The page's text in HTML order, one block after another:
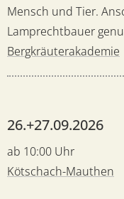
Mensch und Tier.
Lamprechtbauer
Bergkräuterakademie
26.+27.09.2026
ab 10:00 Uhr
Kötschach-Mauthen